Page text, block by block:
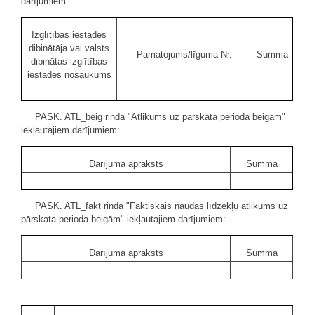
Izglītības iestādes
dibinātāja vai valsts
dibinātas izglītības
iestādes nosaukums
Pamatojums/līguma Nr. Summa
PASK. ATL_beig rindā "Atlikums uz pārskata perioda beigām"
iekļautajiem darījumiem:
Darījuma apraksts Summa
PASK. ATL_fakt rindā "Faktiskais naudas līdzekļu atlikums uz
pārskata perioda beigām" iekļautajiem darījumiem:
Darījuma apraksts Summa